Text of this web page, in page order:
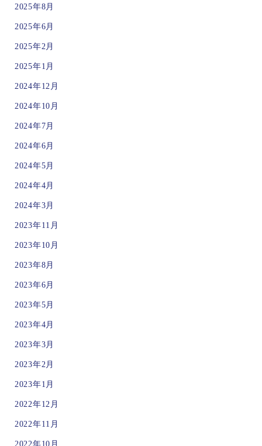
2025年8月
2025年6月
2025年2月
2025年1月
2024年12月
2024年10月
2024年7月
2024年6月
2024年5月
2024年4月
2024年3月
2023年11月
2023年10月
2023年8月
2023年6月
2023年5月
2023年4月
2023年3月
2023年2月
2023年1月
2022年12月
2022年11月
2022年10月